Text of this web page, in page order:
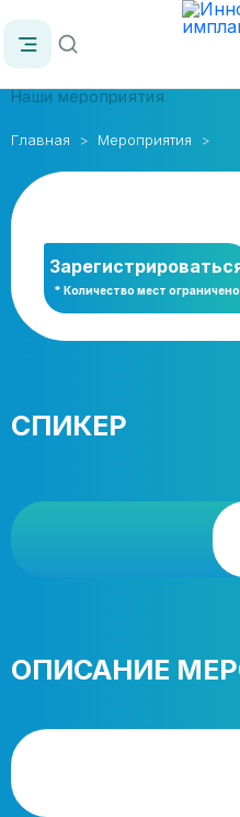
Наши мероприятия
Главная Мероприятия
* Количество мест ограничено
СПИКЕР
ОПИСАНИЕ